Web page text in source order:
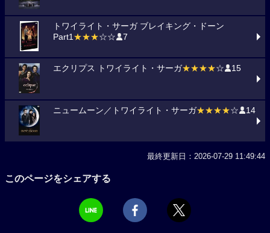
トワイライト・サーガ ブレイキング・ドーン
Part1★★★☆☆ 7
エクリプス トワイライト・サーガ★★★★☆ 15
ニュームーン／トワイライト・サーガ★★★★☆ 14
最終更新日：2026-07-29 11:49:44
このページをシェアする